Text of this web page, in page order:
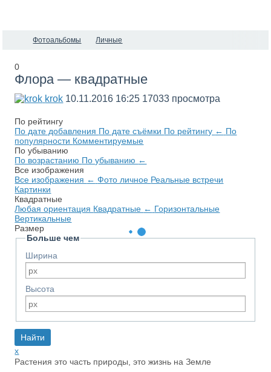
Фотоальбомы Личные
0
Флора — квадратные
krok 10.11.2016 16:25 17033 просмотра
По рейтингу
По дате добавления По дате съёмки По рейтингу ← По
популярности Комментируемые
По убыванию
По возрастанию По убыванию ←
Все изображения
Все изображения ← Фото личное Реальные встречи
Картинки
Квадратные
Любая ориентация Квадратные ← Горизонтальные
Вертикальные
Размер
Больше чем
Ширина
Высота
x
Растения это часть природы, это жизнь на Земле